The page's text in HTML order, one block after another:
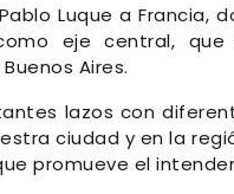
Luque a Francia,
eje central,
Aires.
lazos con
ciudad y en la
promueve el